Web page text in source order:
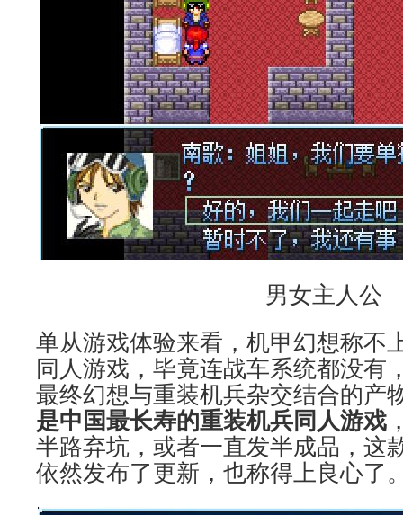
男女主人公
单从游戏体验来看，机甲幻想称不
同人游戏，毕竟连战车系统都没有
最终幻想与重装机兵杂交结合的产
是中国最长寿的重装机兵同人游戏
半路弃坑，或者一直发半成品，这
依然发布了更新，也称得上良心了